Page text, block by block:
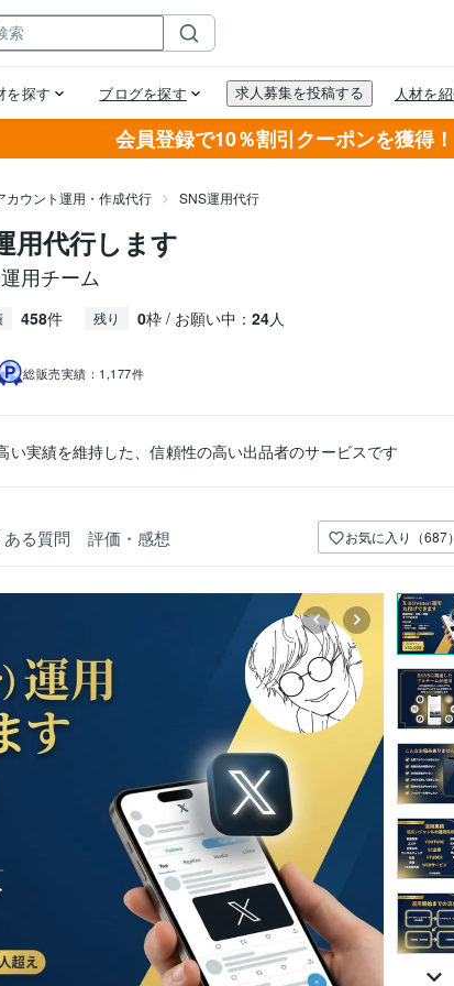
会員登録で10％割引クーポンを獲得！
カウント運用・作成代行 SNS運用代行
用代行します
用チーム
458件 残り 0枠 / お願い中： 24人
総販売実績： 1,177件
い実績を維持した、信頼性の高い出品者のサービスです
ある質問 評価・感想 お気に入り（687）